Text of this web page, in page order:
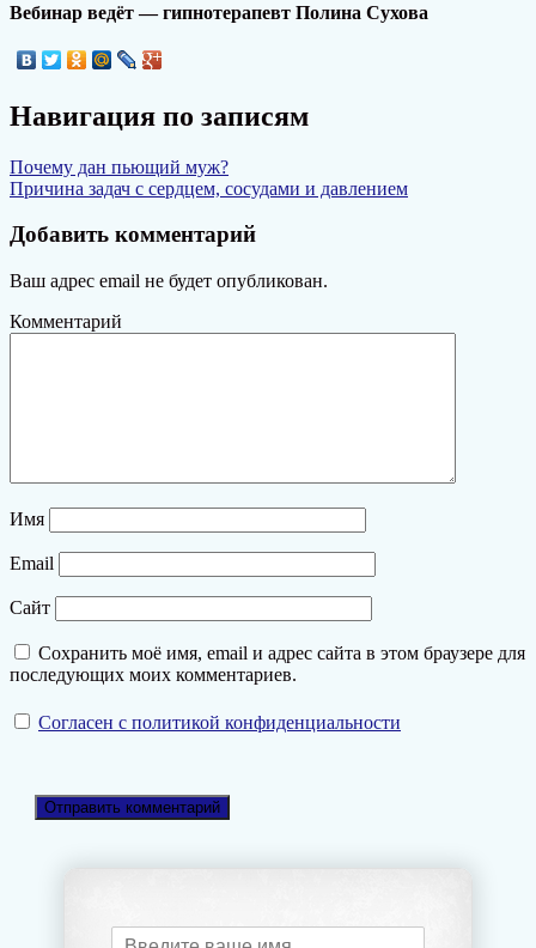
Вебинар ведёт — гипнотерапевт Полина Сухова
Навигация по записям
Почему дан пьющий муж?
Причина задач с сердцем, сосудами и давлением
Добавить комментарий
Ваш адрес email не будет опубликован.
Комментарий
Имя
Email
Сайт
Сохранить моё имя, email и адрес сайта в этом браузере для
последующих моих комментариев.
Согласен с политикой конфиденциальности